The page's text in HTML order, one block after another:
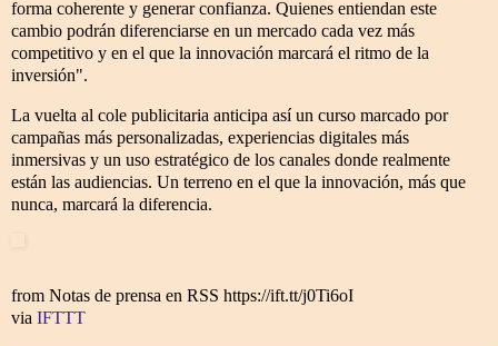
forma coherente y generar confianza. Quienes entiendan este
cambio podrán diferenciarse en un mercado cada vez más
competitivo y en el que la innovación marcará el ritmo de la
inversión".
La vuelta al cole publicitaria anticipa así un curso marcado por
campañas más personalizadas, experiencias digitales más
inmersivas y un uso estratégico de los canales donde realmente
están las audiencias. Un terreno en el que la innovación, más que
nunca, marcará la diferencia.
from Notas de prensa en RSS https://ift.tt/j0Ti6oI
via IFTTT